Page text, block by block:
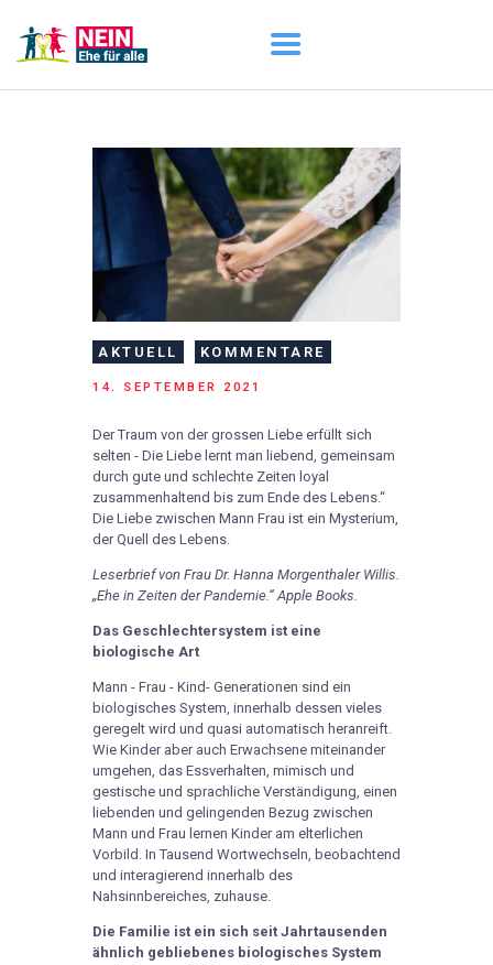
AKTUELL
DARUM GEHT ES
ÜBER UNS
DOWNLOADS
AKTUELL KOMMENTARE
14. SEPTEMBER 2021
Der Traum von der grossen Liebe erfüllt sich
selten - Die Liebe lernt man liebend, gemeinsam
durch gute und schlechte Zeiten loyal
zusammenhaltend bis zum Ende des Lebens.“
Die Liebe zwischen Mann Frau ist ein Mysterium,
der Quell des Lebens.
Leserbrief von Frau Dr. Hanna Morgenthaler Willis.
„Ehe in Zeiten der Pandemie.“ Apple Books.
Das Geschlechtersystem ist eine
biologische Art
Mann - Frau - Kind- Generationen sind ein
biologisches System, innerhalb dessen vieles
geregelt wird und quasi automatisch heranreift.
Wie Kinder aber auch Erwachsene miteinander
umgehen, das Essverhalten, mimisch und
gestische und sprachliche Verständigung, einen
liebenden und gelingenden Bezug zwischen
Mann und Frau lernen Kinder am elterlichen
Vorbild. In Tausend Wortwechseln, beobachtend
und interagierend innerhalb des
Nahsinnbereiches, zuhause.
Die Familie ist ein sich seit Jahrtausenden
ähnlich gebliebenes biologisches System